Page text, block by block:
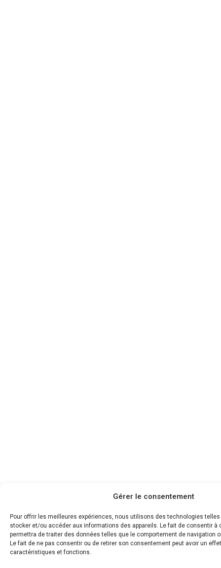
Gérer le consentement
Pour offrir les meilleures expériences, nous utilisons des technologies
stocker et/ou accéder aux informations des appareils. Le fait de consentir à
permettra de traiter des données telles que le comportement de navigation
Le fait de ne pas consentir ou de retirer son consentement peut avoir un
caractéristiques et fonctions.